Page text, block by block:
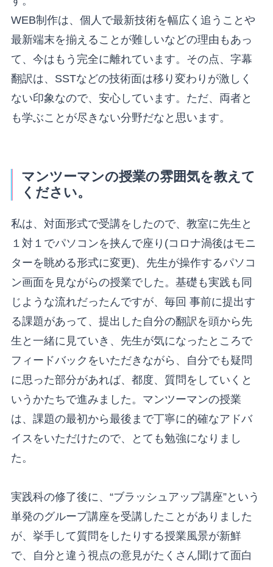
WEB制作は、個人で最新技術を幅広く追うことや
最新端末を揃えることが難しいなどの理由もあっ
て、今はもう完全に離れています。その点、字幕
翻訳は、SSTなどの技術面は移り変わりが激しく
ない印象なので、安心しています。ただ、両者と
も学ぶことが尽きない分野だなと思います。
マンツーマンの授業の雰囲気を教えて
ください。
私は、対面形式で受講をしたので、教室に先生と
１対１でパソコンを挟んで座り(コロナ渦後はモニ
ターを眺める形式に変更)、先生が操作するパソコ
ン画面を見ながらの授業でした。基礎も実践も同
じような流れだったんですが、毎回 事前に提出す
る課題があって、提出した自分の翻訳を頭から先
生と一緒に見ていき、先生が気になったところで
フィードバックをいただきながら、自分でも疑問
に思った部分があれば、都度、質問をしていくと
いうかたちで進みました。マンツーマンの授業
は、課題の最初から最後まで丁寧に的確なアドバ
イスをいただけたので、とても勉強になりまし
た。
実践科の修了後に、“ブラッシュアップ講座”という
単発のグループ講座を受講したことがありました
が、挙手して質問をしたりする授業風景が新鮮
で、自分と違う視点の意見がたくさん聞けて面白